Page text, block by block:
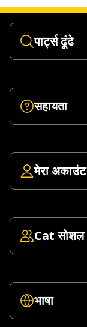
पार्ट्स ढूंढे
सहायता
मेरा अकाउंट
Cat सोशल
भाषा